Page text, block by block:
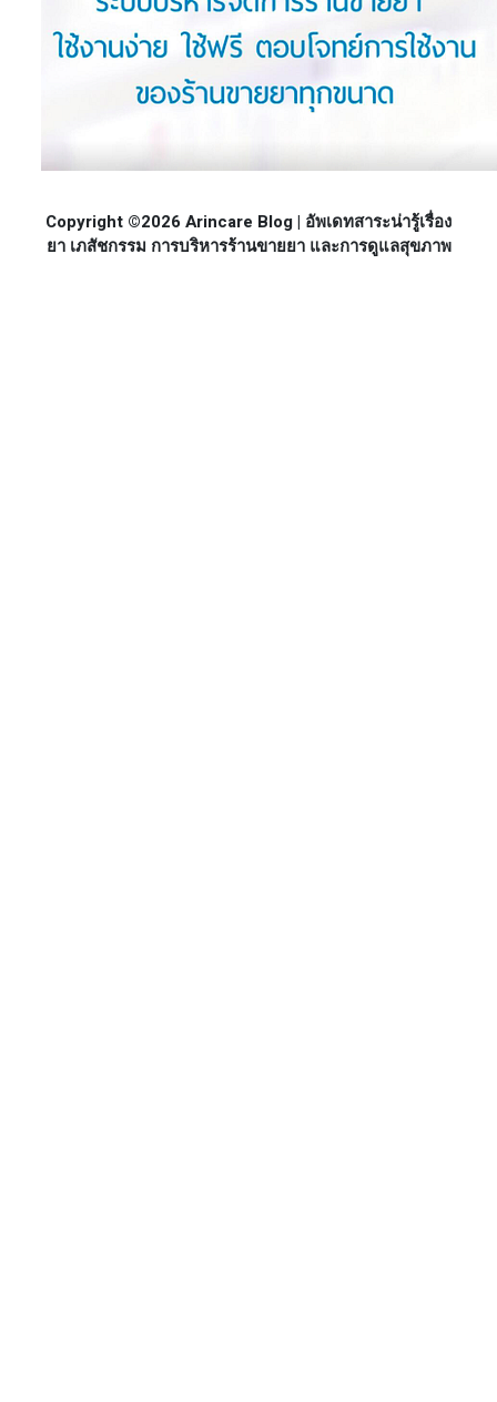
Copyright ©2026 Arincare Blog | อัพเดทสาระน่ารู้เรื่อง
ยา เภสัชกรรม การบริหารร้านขายยา และการดูแลสุขภาพ